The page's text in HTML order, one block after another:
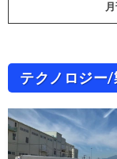
テクノロジー/